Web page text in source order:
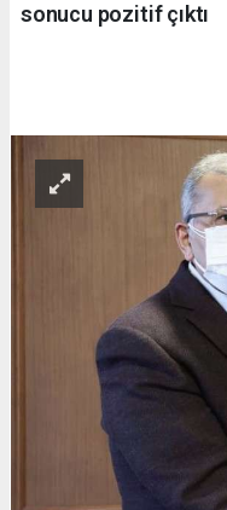
sonucu pozitif çıktı